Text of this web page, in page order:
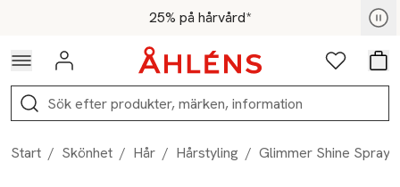
Hoppa till navigationsmenyn25% på hårvård*
För medlemmar - Shoppa nu
Logga in Favoriter
Sök
Start / Skönhet / Hår / Hårstyling / Glimmer Shine Spray,